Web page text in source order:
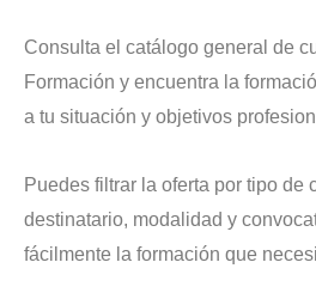
Consulta el catálogo general de
Formación y encuentra la
a tu situación y objetivos
Puedes filtrar la oferta por tipo de
destinatario, modalidad y
fácilmente la formación que